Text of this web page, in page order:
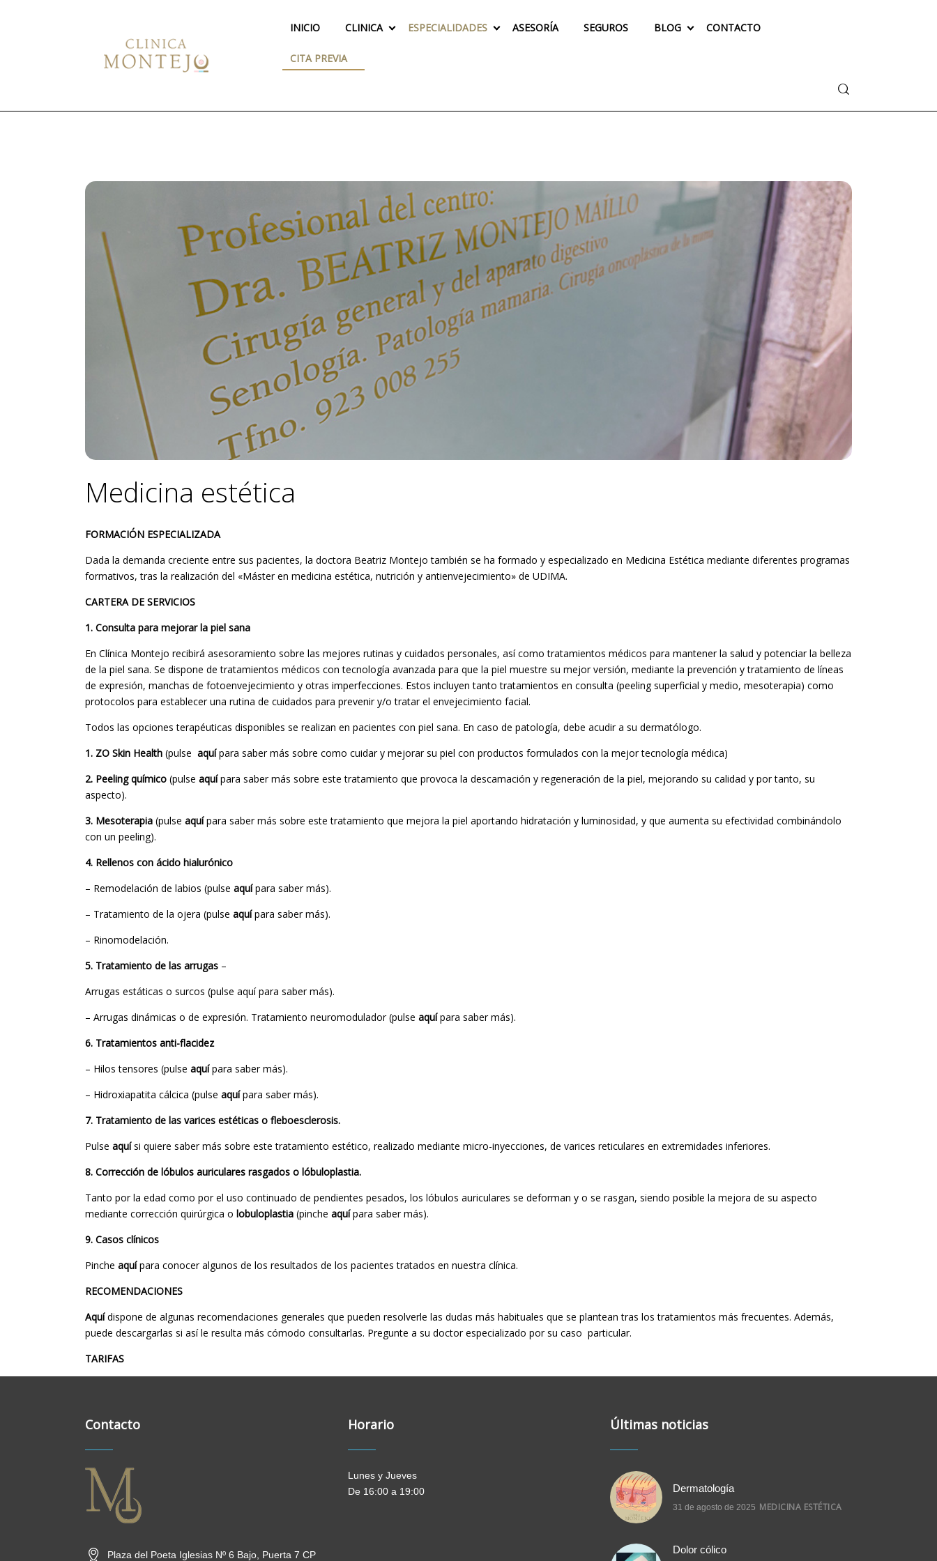
INICIO CLINICA ESPECIALIDADES ASESORÍA SEGUROS BLOG CONTACTO
CITA PREVIA
Buscar
Medicina estética
FORMACIÓN ESPECIALIZADA
Dada la demanda creciente entre sus pacientes, la doctora Beatriz Montejo también se ha formado y especializado en Medicina Estética mediante diferentes programas
formativos, tras la realización del «Máster en medicina estética, nutrición y antienvejecimiento» de UDIMA.
CARTERA DE SERVICIOS
1. Consulta para mejorar la piel sana
En Clínica Montejo recibirá asesoramiento sobre las mejores rutinas y cuidados personales, así como tratamientos médicos para mantener la salud y potenciar la belleza
de la piel sana. Se dispone de tratamientos médicos con tecnología avanzada para que la piel muestre su mejor versión, mediante la prevención y tratamiento de líneas
de expresión, manchas de fotoenvejecimiento y otras imperfecciones. Estos incluyen tanto tratamientos en consulta (peeling superficial y medio, mesoterapia) como
protocolos para establecer una rutina de cuidados para prevenir y/o tratar el envejecimiento facial.
Todos las opciones terapéuticas disponibles se realizan en pacientes con piel sana. En caso de patología, debe acudir a su dermatólogo.
1. ZO Skin Health (pulse aquípara saber más sobre como cuidar y mejorar su piel con productos formulados con la mejor tecnología médica)
2. Peeling químico (pulse aquí para saber más sobre este tratamiento que provoca la descamación y regeneración de la piel, mejorando su calidad y por tanto, su
aspecto).
3. Mesoterapia (pulse aquípara saber más sobre este tratamiento que mejora la piel aportando hidratación y luminosidad, y que aumenta su efectividad combinándolo
con un peeling).
4. Rellenos con ácido hialurónico
– Remodelación de labios (pulse aquípara saber más).
– Tratamiento de la ojera (pulse aquípara saber más).
– Rinomodelación.
5. Tratamiento de las arrugas –
Arrugas estáticas o surcos (pulse aquí para saber más).
– Arrugas dinámicas o de expresión. Tratamiento neuromodulador (pulse aquípara saber más).
6. Tratamientos anti-flacidez
– Hilos tensores (pulse aquípara saber más).
– Hidroxiapatita cálcica (pulse aquípara saber más).
7. Tratamiento de las varices estéticas o fleboesclerosis.
Pulse aquí si quiere saber más sobre este tratamiento estético, realizado mediante micro-inyecciones, de varices reticulares en extremidades inferiores.
8. Corrección de lóbulos auriculares rasgados o lóbuloplastia.
Tanto por la edad como por el uso continuado de pendientes pesados, los lóbulos auriculares se deforman y o se rasgan, siendo posible la mejora de su aspecto
mediante corrección quirúrgica o lobuloplastia (pinche aquípara saber más).
9. Casos clínicos
Pinche aquípara conocer algunos de los resultados de los pacientes tratados en nuestra clínica.
RECOMENDACIONES
Aquídispone de algunas recomendaciones generales que pueden resolverle las dudas más habituales que se plantean tras los tratamientos más frecuentes. Además,
puede descargarlas si así le resulta más cómodo consultarlas. Pregunte a su doctor especializado por su caso particular.
TARIFAS
Contacto
Plaza del Poeta Iglesias Nº 6 Bajo, Puerta 7 CP
Horario
Lunes y Jueves
De 16:00 a 19:00
Últimas noticias
MEDICINA ESTÉTICA
31 de agosto de 2025
Dermatología
Dolor cólico